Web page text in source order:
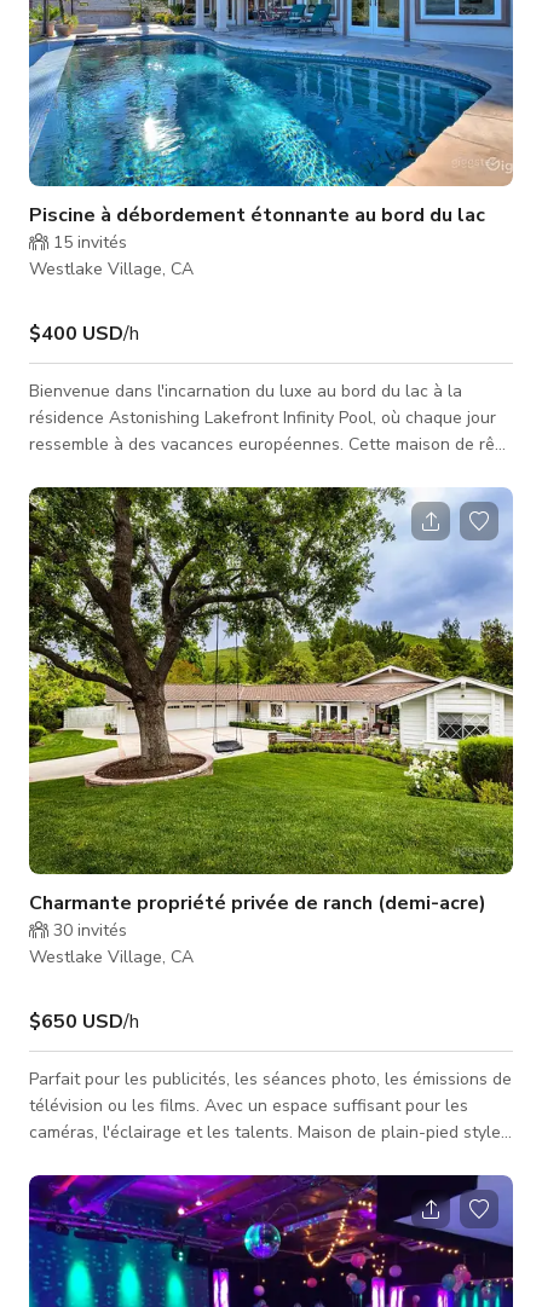
Piscine à débordement étonnante au bord du lac
15 invités
Westlake Village, CA
$400 USD/h
Bienvenue dans l'incarnation du luxe au bord du lac à la
résidence Astonishing Lakefront Infinity Pool, où chaque jour
ressemble à des vacances européennes. Cette maison de rêve
Westlake, est un joyau architectural récemment rénové avec
un bateau et un quai. Entrez dans un monde de charme et de
confort avec 3 chambres, 3 salles de bain, une salle familiale,
un salon, un loft, deux cheminées et même un sauna ! La ch
Charmante propriété privée de ranch (demi-acre)
30 invités
Westlake Village, CA
$650 USD/h
Parfait pour les publicités, les séances photo, les émissions de
télévision ou les films. Avec un espace suffisant pour les
caméras, l'éclairage et les talents. Maison de plain-pied style
communauté de North Ranch à Westlake Village, à 30
minutes de LA. Propriété d'un demi-acre, avec de hauts
plafonds, un grand espace extérieur à l'avant et à l'arrière de
la propriété. Le jardin arrière est une oasis naturelle, avec